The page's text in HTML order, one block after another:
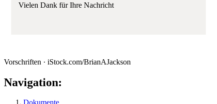
Vielen Dank für Ihre Nachricht
Vorschriften · iStock.com/BrianAJackson
Navigation: